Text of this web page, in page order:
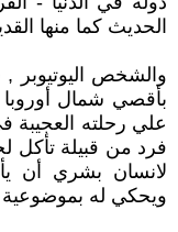
الحديث كما منها
والشخص اليوتيوبر
بأقصي شمال أوروبا
علي رحلته العجيبة
فرد من قبيلة تأكل
لانسان بشري أن
ويحكي له